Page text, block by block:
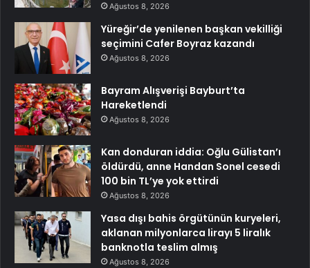
Ağustos 8, 2026
Yüreğir’de yenilenen başkan vekilliği
seçimini Cafer Boyraz kazandı
Ağustos 8, 2026
Bayram Alışverişi Bayburt’ta
Hareketlendi
Ağustos 8, 2026
Kan donduran iddia: Oğlu Gülistan’ı
öldürdü, anne Handan Sonel cesedi
100 bin TL’ye yok ettirdi
Ağustos 8, 2026
Yasa dışı bahis örgütünün kuryeleri,
aklanan milyonlarca lirayı 5 liralık
banknotla teslim almış
Ağustos 8, 2026